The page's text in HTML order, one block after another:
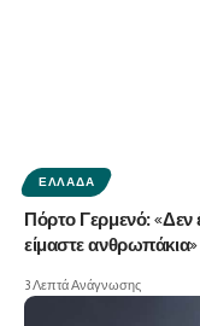
ΕΛΛΆΔΑ
Πόρτο Γερμενό: «Δεν
είμαστε
3 Λεπτά Ανάγνωσης